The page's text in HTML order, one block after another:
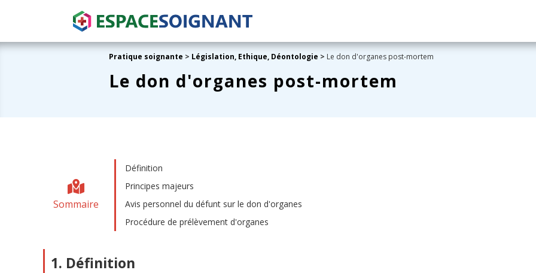
Pratique soignante > Législation, Ethique, Déontologie > Le don d'organes post-mortem
Le don d'organes post-mortem
Sommaire
Définition
Principes majeurs
Avis personnel du défunt sur le don d'organes
Procédure de prélèvement d'organes
1. Définition